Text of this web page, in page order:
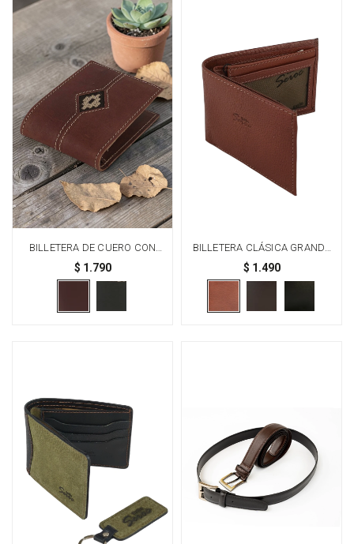
BILLETERA DE CUERO CON
DETALLE EN GUARDA PAMPA -
MARRÓN
$ 1.790
BILLETERA CLÁSICA GRANDE
100% CUERO - MARRÓN
$ 1.490